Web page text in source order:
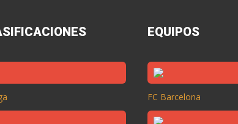
EQUIPOS
FC Barcelona